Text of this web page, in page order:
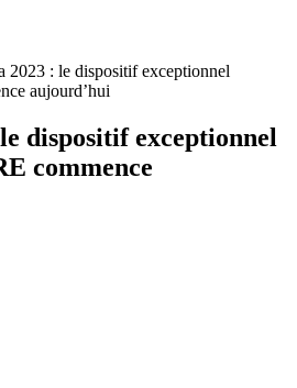
2023 : le dispositif exceptionnel
aujourd’hui
dispositif exceptionnel
commence